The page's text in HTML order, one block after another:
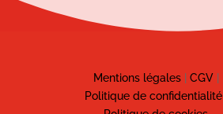
Mentions légales| CGV|
Politique de confidentialité|